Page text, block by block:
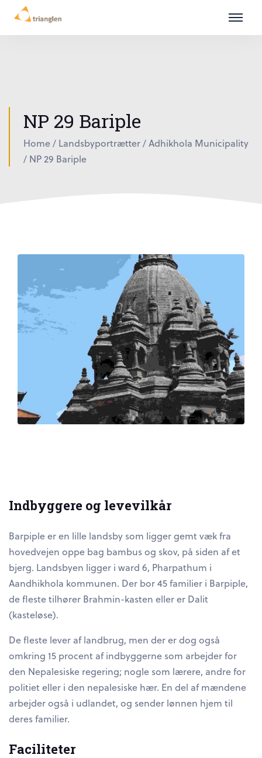
NP 29 Bariple
Home/ Landsbyportrætter/Adhikhola Municipality
/ NP 29 Bariple
Indbyggere og levevilkår
Barpiple er en lille landsby som ligger gemt væk fra
hovedvejen oppe bag bambus og skov, på siden af et
bjerg. Landsbyen ligger i ward 6, Pharpathum i
Aandhikhola kommunen. Der bor 45 familier i Barpiple,
de fleste tilhører Brahmin-kasten eller er Dalit
(kasteløse).
De fleste lever af landbrug, men der er dog også
omkring 15 procent af indbyggerne som arbejder for
den Nepalesiske regering; nogle som lærere, andre for
politiet eller i den nepalesiske hær. En del af mændene
arbejder også i udlandet, og sender lønnen hjem til
deres familier.
Faciliteter